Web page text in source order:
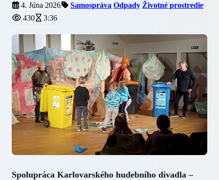
4. Júna 2026 Samospráva Odpady Životné prostredie
430
3:36
Spolupráca Karlovarského hudebního divadla –